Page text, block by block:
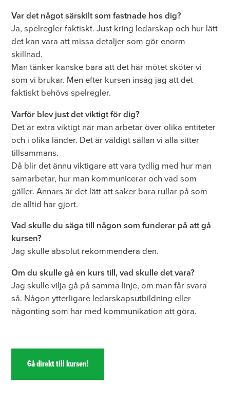
Var det något särskilt som fastnade hos dig?
Ja, spelregler faktiskt. Just kring ledarskap och hur lätt
det kan vara att missa detaljer som gör enorm
skillnad.
Man tänker kanske bara att det här mötet sköter vi
som vi brukar. Men efter kursen insåg jag att det
faktiskt behövs spelregler.
Varför blev just det viktigt för dig?
Det är extra viktigt när man arbetar över olika entiteter
och i olika länder. Det är väldigt sällan vi alla sitter
tillsammans.
Då blir det ännu viktigare att vara tydlig med hur man
samarbetar, hur man kommunicerar och vad som
gäller. Annars är det lätt att saker bara rullar på som
de alltid har gjort.
Vad skulle du säga till någon som funderar på att gå
kursen?
Jag skulle absolut rekommendera den.
Om du skulle gå en kurs till, vad skulle det vara?
Jag skulle vilja gå på samma linje, om man får svara
så. Någon ytterligare ledarskapsutbildning eller
någonting som har med kommunikation att göra.
Gå direkt till kursen!